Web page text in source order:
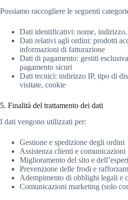
Possiamo raccogliere le seguenti
Dati identificativi: nome,
Dati relativi agli ordini: prodotti
informazioni di fatturazione
Dati di pagamento: gestiti
pagamento sicuri
Dati tecnici: indirizzo IP, tipo di
visitate, cookie
5. Finalità del trattamento dei dati
I dati vengono utilizzati per:
Gestione e spedizione degli ordini
Assistenza clienti e comunicazioni
Miglioramento del sito e
Prevenzione delle frodi e
Adempimento di obblighi legali e
Comunicazioni marketing (solo